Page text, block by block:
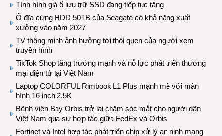
Tình hình giá ổ lưu trữ SSD đang tiếp tục tăng
Ổ đĩa cứng HDD 50TB của Seagate có khả năng xuất
xưởng vào năm 2027
TV thông minh ảnh hưởng tới thói quen của người xem
truyền hình
TikTok Shop tăng trưởng mạnh và nỗ lực phát triển thương
mại điện tử tại Việt Nam
Laptop COLORFUL Rimbook L1 Plus mạnh mẽ với màn
hình 16 inch 2.5K
Bệnh viện Bay Orbis trở lại chăm sóc mắt cho người dân
Việt Nam qua sự hợp tác giữa FedEx và Orbis
Fortinet và Intel hợp tác phát triển chip xử lý an ninh mạng